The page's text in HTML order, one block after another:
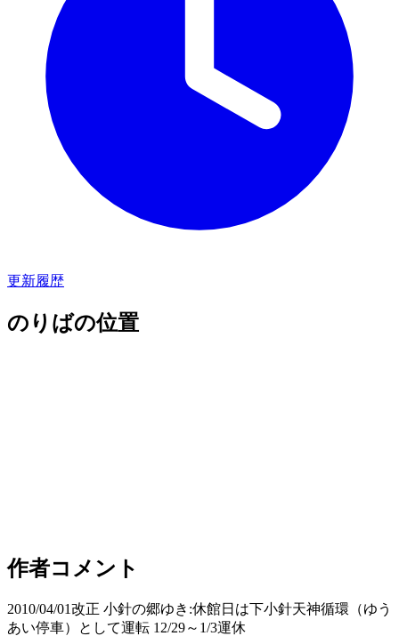
更新履歴
のりばの位置
作者コメント
2010/04/01改正 小針の郷ゆき:休館日は下小針天神循環（ゆう
あい停車）として運転 12/29～1/3運休